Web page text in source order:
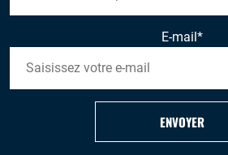
E-mail *
ENVOYER